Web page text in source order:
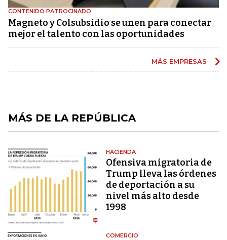
CONTENIDO PATROCINADO
Magneto y Colsubsidio se unen para conectar
mejor el talento con las oportunidades
MÁS EMPRESAS
MÁS DE LA REPÚBLICA
HACIENDA
Ofensiva migratoria de
Trump lleva las órdenes
de deportación a su
nivel más alto desde
1998
COMERCIO